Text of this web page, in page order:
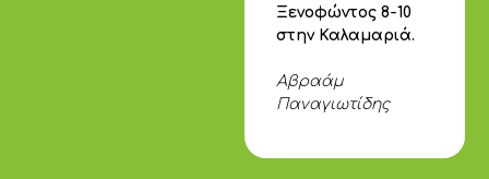
Ξενοφώντος 8-10
στην Καλαμαριά.
Αβραάμ
Παναγιωτίδης